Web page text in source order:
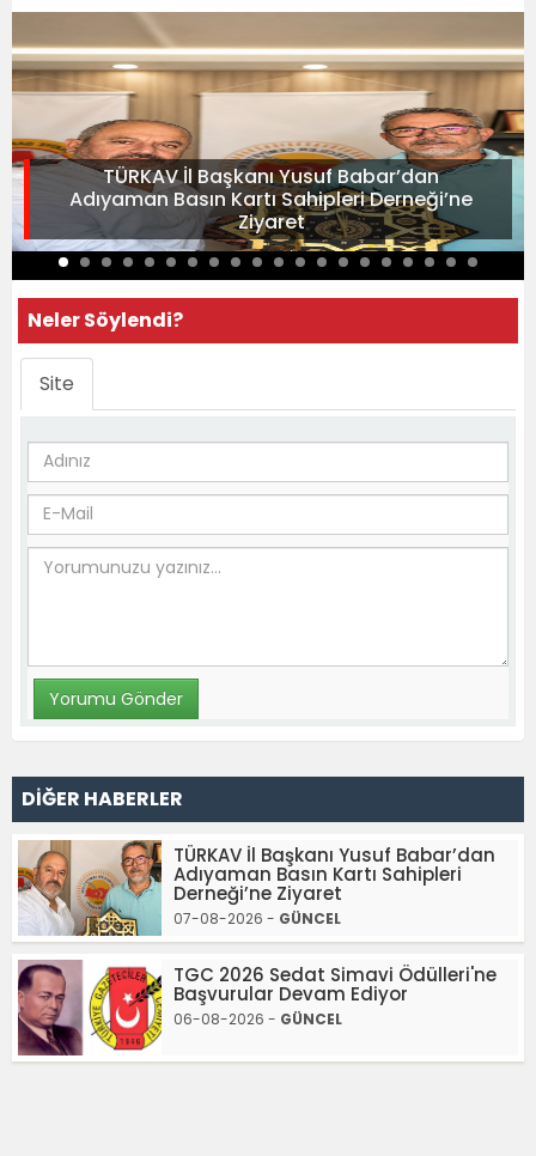
TÜRKAV İl Başkanı Yusuf Babar’dan
Adıyaman Basın Kartı Sahipleri Derneği’ne
Ziyaret
Neler Söylendi?
Site
DİĞER HABERLER
TÜRKAV İl Başkanı Yusuf Babar’dan
Adıyaman Basın Kartı Sahipleri
Derneği’ne Ziyaret
07-08-2026 - GÜNCEL
TGC 2026 Sedat Simavi Ödülleri'ne
Başvurular Devam Ediyor
06-08-2026 - GÜNCEL